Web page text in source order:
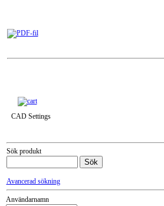
CAD Settings
Sök produkt
Avancerad sökning
Användarnamn